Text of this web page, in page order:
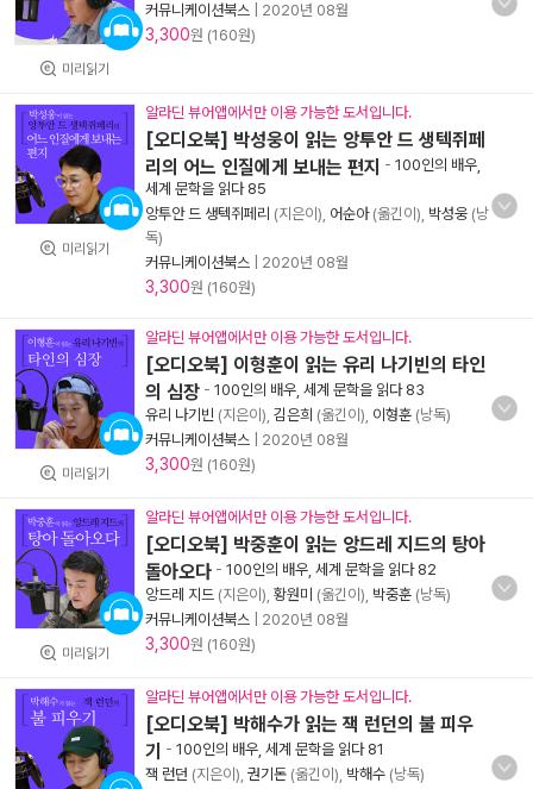
미리읽기
커뮤니케이션북스
2020년 08월
3,300원 (160원)
미리읽기
알라딘 뷰어앱에서만 이용 가능한 도서입니다.
[오디오북] 박성웅이 읽는 앙투안 드 생텍쥐페
리의 어느 인질에게 보내는 편지 - 100인의 배우,
세계 문학을 읽다 85
앙투안 드 생텍쥐페리 (지은이), 어순아(옮긴이), 박성웅 (낭
독)
커뮤니케이션북스
2020년 08월
3,300원 (160원)
미리읽기
알라딘 뷰어앱에서만 이용 가능한 도서입니다.
[오디오북] 이형훈이 읽는 유리 나기빈의 타인
의 심장 - 100인의 배우, 세계 문학을 읽다 83
유리 나기빈 (지은이), 김은희 (옮긴이), 이형훈 (낭독)
커뮤니케이션북스
2020년 08월
3,300원 (160원)
미리읽기
알라딘 뷰어앱에서만 이용 가능한 도서입니다.
[오디오북] 박중훈이 읽는 앙드레 지드의 탕아
돌아오다 - 100인의 배우, 세계 문학을 읽다 82
앙드레 지드 (지은이), 황원미 (옮긴이), 박중훈 (낭독)
커뮤니케이션북스
2020년 08월
3,300원 (160원)
알라딘 뷰어앱에서만 이용 가능한 도서입니다.
[오디오북] 박해수가 읽는 잭 런던의 불 피우
기 - 100인의 배우, 세계 문학을 읽다 81
잭 런던 (지은이), 권기돈 (옮긴이), 박해수 (낭독)